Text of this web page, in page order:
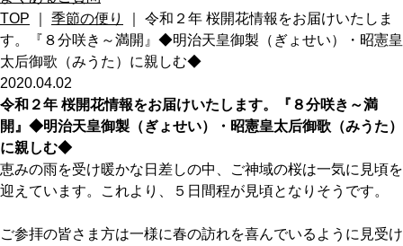
TOP
季節の便り
｜ 令和２年 桜開花情報をお届けいたしま
す。『８分咲き～満開』◆明治天皇御製（ぎょせい）・昭憲皇
太后御歌（みうた）に親しむ◆
2020.04.02
令和２年 桜開花情報をお届けいたします。『８分咲き～満
開』◆明治天皇御製（ぎょせい）・昭憲皇太后御歌（みうた）
に親しむ◆
恵みの雨を受け暖かな日差しの中、ご神域の桜は一気に見頃を
迎えています。これより、５日間程が見頃となりそうです。
ご参拝の皆さま方は一様に春の訪れを喜んでいるように見受け